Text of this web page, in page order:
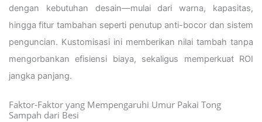
dengan kebutuhan desain—mulai dari warna, kapasitas,
hingga fitur tambahan seperti penutup anti-bocor dan sistem
penguncian. Kustomisasi ini memberikan nilai tambah tanpa
mengorbankan efisiensi biaya, sekaligus memperkuat ROI
jangka panjang.
Faktor-Faktor yang Mempengaruhi Umur Pakai Tong
Sampah dari Besi